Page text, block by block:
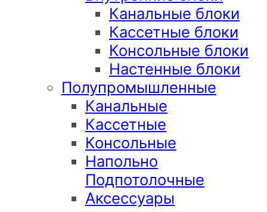
Канальные блоки
Кассетные блоки
Консольные блоки
Настенные блоки
Полупромышленные
Канальные
Кассетные
Консольные
Напольно
Подпотолочные
Аксессуары